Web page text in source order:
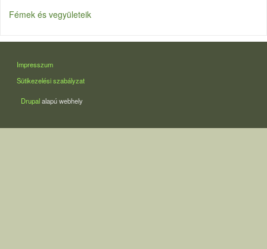
Fémek és vegyületeik
LÁBLÉC
Impresszum
Sütikezelési szabályzat
Drupalalapú webhely